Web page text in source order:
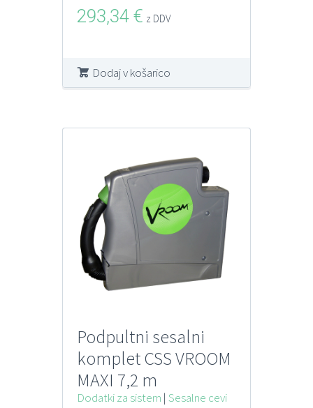
293,34 € z DDV
Dodaj v košarico
Podpultni sesalni
komplet CSS VROOM
MAXI 7,2 m
Dodatki za sistem | Sesalne cevi